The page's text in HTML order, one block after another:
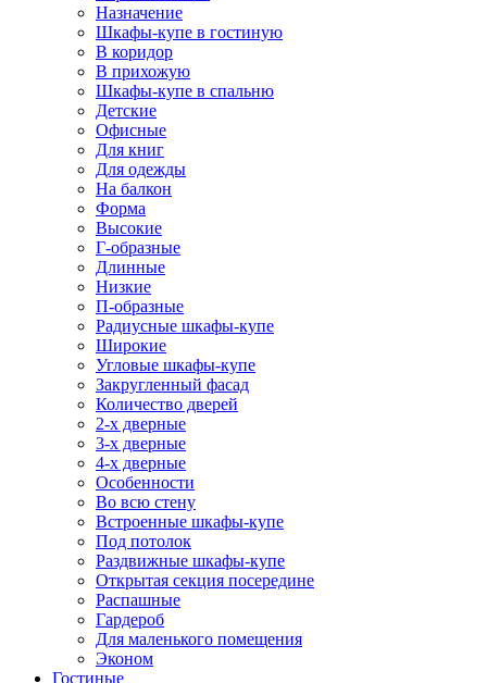
Назначение
Шкафы-купе в гостиную
В коридор
В прихожую
Шкафы-купе в спальню
Детские
Офисные
Для книг
Для одежды
На балкон
Форма
Высокие
Г-образные
Длинные
Низкие
П-образные
Радиусные шкафы-купе
Широкие
Угловые шкафы-купе
Закругленный фасад
Количество дверей
2-х дверные
3-х дверные
4-х дверные
Особенности
Во всю стену
Встроенные шкафы-купе
Под потолок
Раздвижные шкафы-купе
Открытая секция посередине
Распашные
Гардероб
Для маленького помещения
Эконом
Гостиные